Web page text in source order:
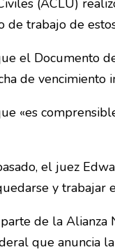
(ACLU)
trabajo de
el Documento
de
«es
el juez
y
de la
que anuncia